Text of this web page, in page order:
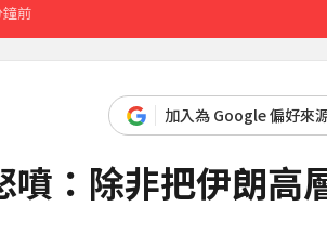
前
加入為 Google 偏好來
：除非把伊朗高